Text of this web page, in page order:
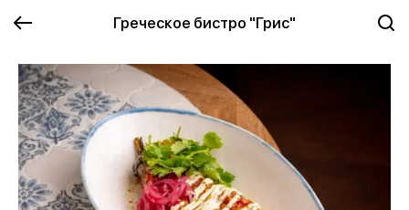
Греческое бистро "Грис"